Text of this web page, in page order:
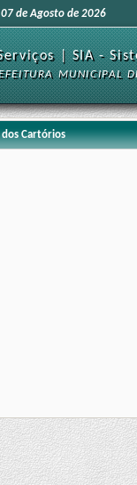
07 de Agosto de 2026
| SIA -
MUNICIPAL
Cartórios